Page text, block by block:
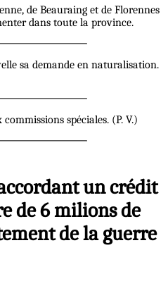
de Beauraing et de Florennes
dans toute la province.
sa demande en naturalisation.
spéciales. (P. V.)
un crédit
de 6 milions de
de la guerre